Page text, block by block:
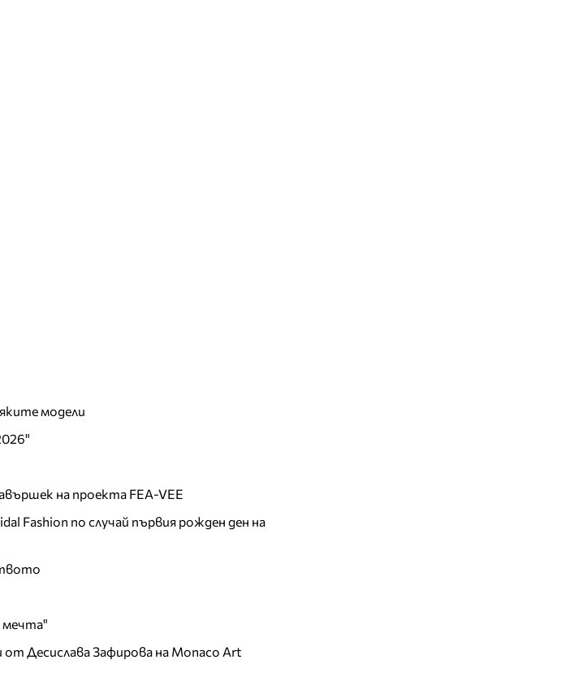
модели
на проекта FEA-VEE
Fashion по случай първия рожден ден на
мечта"
Десислава Зафирова на Monaco Art